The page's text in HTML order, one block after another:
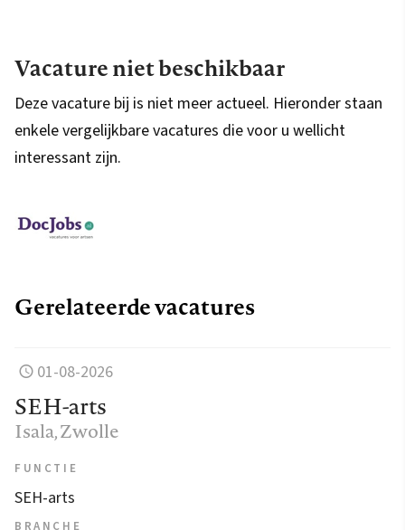
Vacature niet beschikbaar
Deze vacature bij is niet meer actueel. Hieronder staan
enkele vergelijkbare vacatures die voor u wellicht
interessant zijn.
Gerelateerde vacatures
01-08-2026
SEH-arts
Isala, Zwolle
FUNCTIE
SEH-arts
BRANCHE